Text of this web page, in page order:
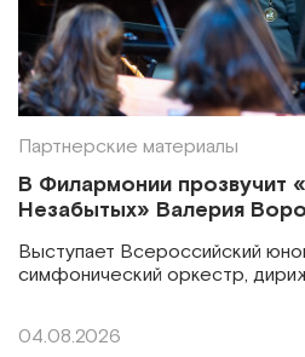
Партнерские материалы
В Филармонии прозвучит
Незабытых» Валерия
Выступает Всероссийский
симфонический оркестр,
04.08.2026